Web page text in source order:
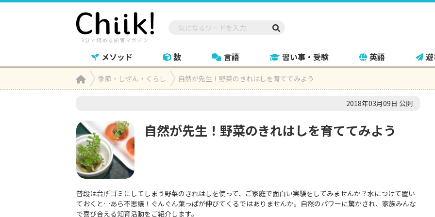
メソッド 数 言語 習い事・受験 英語
Home季節・しぜん・くらし 自然が先生！野菜のきれはしを育ててみよう
2018年03月09日 公開
自然が先生！野菜のきれはしを育ててみよう
普段は台所ゴミにしてしまう野菜のきれはしを使って、ご家庭で面白い実験をしてみませんか？水につけて置い
ておくと…あら不思議！ぐんぐん葉っぱが伸びてくるではありませんか。自然のパワーに驚かされ、家族みんな
で喜び合える知育活動をご紹介します。